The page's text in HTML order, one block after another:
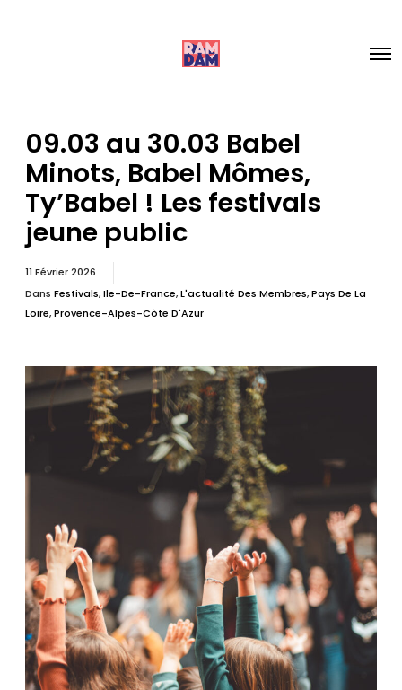
09.03 au 30.03 Babel
Minots, Babel Mômes,
Ty’Babel ! Les festivals
jeune public
11 Février 2026
Dans Festivals,Ile-De-France,L'actualité Des Membres,Pays De La
Loire,Provence-Alpes-Côte D'Azur